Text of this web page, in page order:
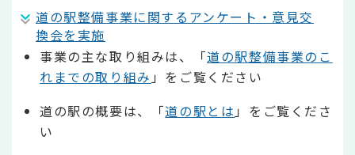
道の駅整備事業に関するアンケート・意見交
換会を実施
事業の主な取り組みは、「道の駅整備事業のこ
れまでの取り組み 」をご覧ください
道の駅の概要は、「道の駅とは 」をご覧くださ
い